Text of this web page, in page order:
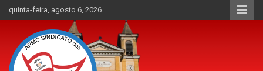
to
quinta-feira, agosto 6, 2026